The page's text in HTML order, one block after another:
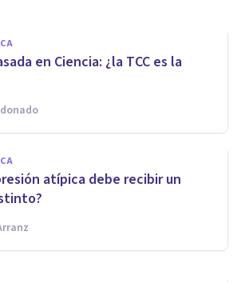
en Ciencia: ¿la TCC es la
atípica debe recibir un
qué es y